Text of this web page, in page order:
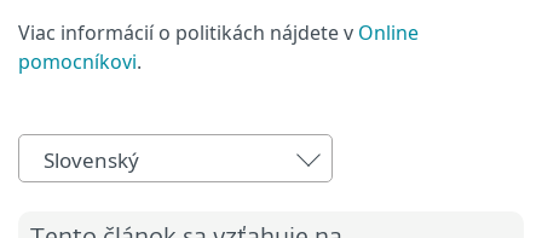
Viac informácií o politikách nájdete v Online
pomocníkovi.
Slovenský